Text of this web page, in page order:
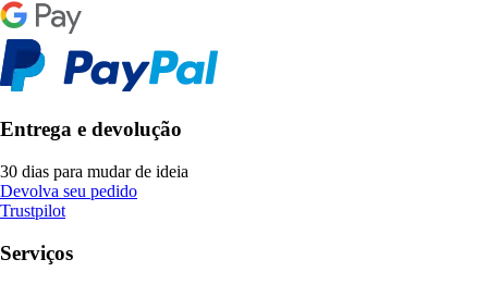
Entrega e devolução
30 dias para mudar de ideia
Devolva seu pedido
Trustpilot
Serviços